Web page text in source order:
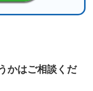
かはご相談くだ